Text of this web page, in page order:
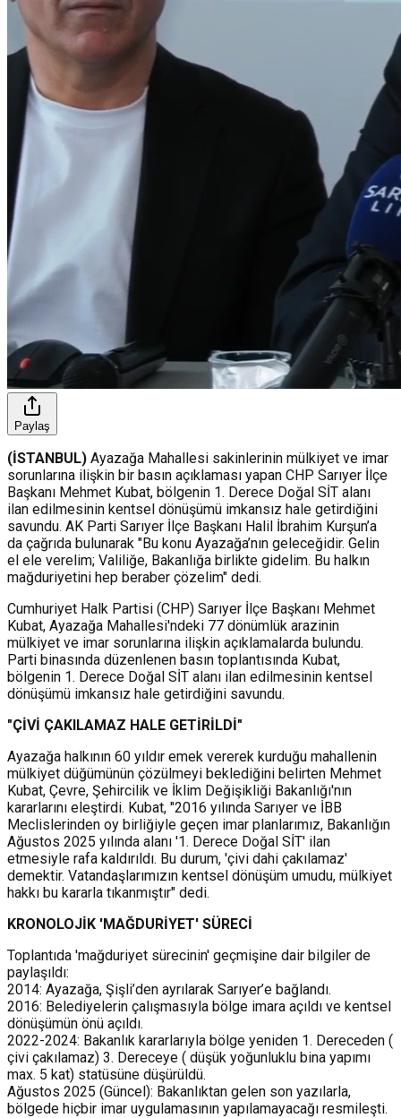
Paylaş
(İSTANBUL) Ayazağa Mahallesi sakinlerinin mülkiyet ve imar
sorunlarına ilişkin bir basın açıklaması yapan CHP Sarıyer İlçe
Başkanı Mehmet Kubat, bölgenin 1. Derece Doğal SİT alanı
ilan edilmesinin kentsel dönüşümü imkansız hale getirdiğini
savundu. AK Parti Sarıyer İlçe Başkanı Halil İbrahim Kurşun’a
da çağrıda bulunarak "Bu konu Ayazağa’nın geleceğidir. Gelin
el ele verelim; Valiliğe, Bakanlığa birlikte gidelim. Bu halkın
mağduriyetini hep beraber çözelim" dedi.
Cumhuriyet Halk Partisi (CHP) Sarıyer İlçe Başkanı Mehmet
Kubat, Ayazağa Mahallesi'ndeki 77 dönümlük arazinin
mülkiyet ve imar sorunlarına ilişkin açıklamalarda bulundu.
Parti binasında düzenlenen basın toplantısında Kubat,
bölgenin 1. Derece Doğal SİT alanı ilan edilmesinin kentsel
dönüşümü imkansız hale getirdiğini savundu.
"ÇİVİ ÇAKILAMAZ HALE GETİRİLDİ"
Ayazağa halkının 60 yıldır emek vererek kurduğu mahallenin
mülkiyet düğümünün çözülmeyi beklediğini belirten Mehmet
Kubat, Çevre, Şehircilik ve İklim Değişikliği Bakanlığı'nın
kararlarını eleştirdi. Kubat, "2016 yılında Sarıyer ve İBB
Meclislerinden oy birliğiyle geçen imar planlarımız, Bakanlığın
Ağustos 2025 yılında alanı '1. Derece Doğal SİT' ilan
etmesiyle rafa kaldırıldı. Bu durum, 'çivi dahi çakılamaz'
demektir. Vatandaşlarımızın kentsel dönüşüm umudu, mülkiyet
hakkı bu kararla tıkanmıştır" dedi.
KRONOLOJİK 'MAĞDURİYET' SÜRECİ
Toplantıda 'mağduriyet sürecinin' geçmişine dair bilgiler de
paylaşıldı:
2014: Ayazağa, Şişli’den ayrılarak Sarıyer’e bağlandı.
2016: Belediyelerin çalışmasıyla bölge imara açıldı ve kentsel
dönüşümün önü açıldı.
2022-2024: Bakanlık kararlarıyla bölge yeniden 1. Dereceden (
çivi çakılamaz) 3. Dereceye ( düşük yoğunluklu bina yapımı
max. 5 kat) statüsüne düşürüldü.
Ağustos 2025 (Güncel): Bakanlıktan gelen son yazılarla,
bölgede hiçbir imar uygulamasının yapılamayacağı resmileşti.